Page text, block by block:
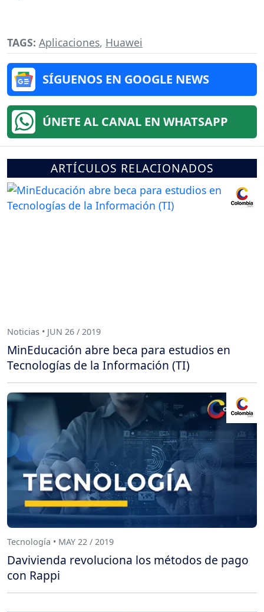
TAGS: Aplicaciones, Huawei
SÍGUENOS EN GOOGLE NEWS
ÚNETE AL CANAL EN WHATSAPP
ARTÍCULOS RELACIONADOS
Noticias • JUN 26 / 2019
MinEducación abre beca para estudios en
Tecnologías de la Información (TI)
Tecnología • MAY 22 / 2019
Davivienda revoluciona los métodos de pago
con Rappi